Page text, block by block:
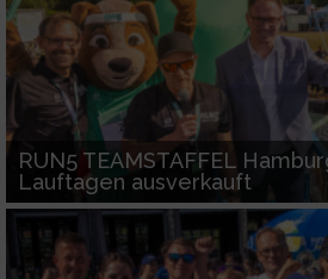
RUN5 TEAMSTAFFEL
Lauftagen ausverkauft